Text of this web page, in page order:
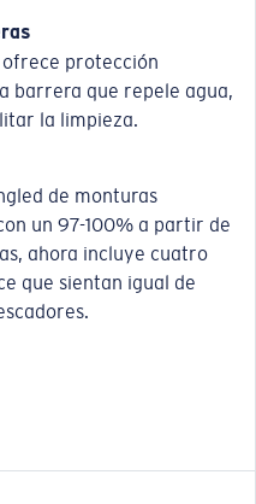
protección
barrera que repele agua,
la limpieza.
de monturas
un 97-100% a partir de
ahora incluye cuatro
que sientan igual de